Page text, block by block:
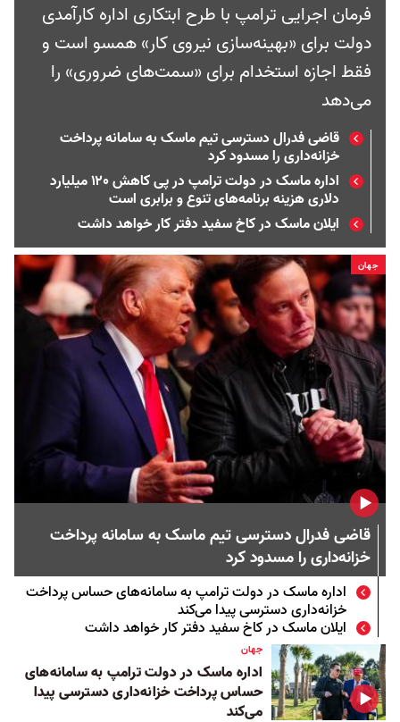
فرمان اجرایی ترامپ با طرح ابتکاری اداره کارآمدی
دولت برای «بهینه‌سازی نیروی کار» همسو است و
فقط اجازه استخدام برای «سمت‌های ضروری» را
می‌دهد
قاضی فدرال دسترسی تیم ماسک به سامانه پرداخت
خزانه‌داری را مسدود کرد
اداره ماسک در دولت ترامپ در پی کاهش ۱۲۰ میلیارد
دلاری هزینه برنامه‌های تنوع و برابری است
ایلان ماسک در کاخ سفید دفتر کار خواهد داشت
جهان
قاضی فدرال دسترسی تیم ماسک به سامانه پرداخت
خزانه‌داری را مسدود کرد
اداره ماسک در دولت ترامپ به سامانه‌های حساس پرداخت
خزانه‌داری دسترسی پیدا می‌کند
ایلان ماسک در کاخ سفید دفتر کار خواهد داشت
جهان
اداره ماسک در دولت ترامپ به سامانه‌های
حساس پرداخت خزانه‌داری دسترسی پیدا
می‌کند